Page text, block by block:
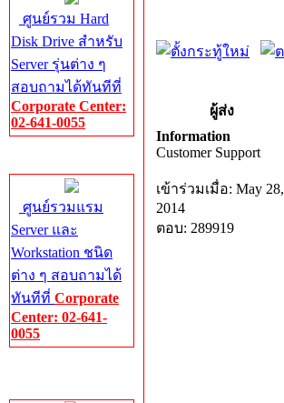
ศูนย์รวม Hard
Disk Drive สำหรับ
Server รุ่นต่าง ๆ
สอบถามได้ทันทีที่
Corporate Center:
02-641-0055
ศูนย์รวมแรม
Server และ
Workstation ชนิด
ต่าง ๆ สอบถามได้
ทันทีที่ Corporate
Center: 02-641-
0055
ผู้ส่ง
Information
Customer Support
เข้าร่วมเมื่อ: May 28,
2014
ตอบ: 289919